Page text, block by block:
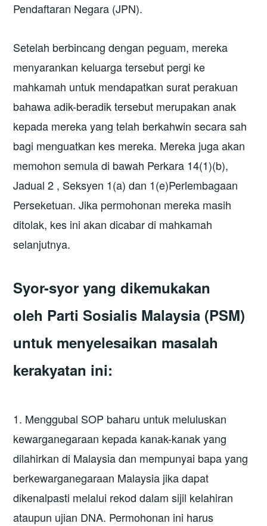
Pendaftaran Negara (JPN).
Setelah berbincang dengan peguam, mereka
menyarankan keluarga tersebut pergi ke
mahkamah untuk mendapatkan surat perakuan
bahawa adik-beradik tersebut merupakan anak
kepada mereka yang telah berkahwin secara sah
bagi menguatkan kes mereka. Mereka juga akan
memohon semula di bawah Perkara 14(1)(b),
Jadual 2 , Seksyen 1(a) dan 1(e)Perlembagaan
Perseketuan. Jika permohonan mereka masih
ditolak, kes ini akan dicabar di mahkamah
selanjutnya.
Syor-syor yang dikemukakan
oleh Parti Sosialis Malaysia (PSM)
untuk menyelesaikan masalah
kerakyatan ini:
1. Menggubal SOP baharu untuk meluluskan
kewarganegaraan kepada kanak-kanak yang
dilahirkan di Malaysia dan mempunyai bapa yang
berkewarganegaraan Malaysia jika dapat
dikenalpasti melalui rekod dalam sijil kelahiran
ataupun ujian DNA. Permohonan ini harus